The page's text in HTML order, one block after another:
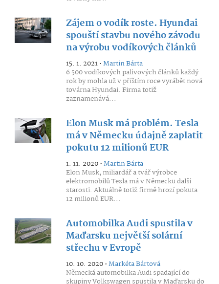
Zájem o vodík roste. Hyundai
spouští stavbu nového závodu
na výrobu vodíkových článků
15. 1. 2021 •Martin Bárta
6 500 vodíkových palivových článků každý
rok by mohla už v příštím roce vyrábět nová
továrna Hyundai. Firma totiž
zaznamenává...
Elon Musk má problém. Tesla
má v Německu údajně zaplatit
pokutu 12 milionů EUR
1. 11. 2020 •Martin Bárta
Elon Musk, miliardář a tvář výrobce
elektromobilů Tesla má v Německu další
starosti. Aktuálně totiž firmě hrozí pokuta
12 milionů EUR...
Automobilka Audi spustila v
Maďarsku největší solární
střechu v Evropě
10. 10. 2020 •Markéta Bártová
Německá automobilka Audi spadající do
skupiny Volkswagen spustila v Maďarsku do